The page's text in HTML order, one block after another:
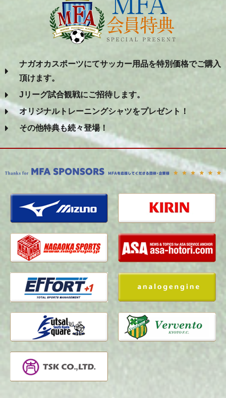
ナガオカスポーツにてサッカー用品を特別価格でご購入
頂けます。
Jリーグ試合観戦にご招待します。
オリジナルトレーニングシャツをプレゼント！
その他特典も続々登場！